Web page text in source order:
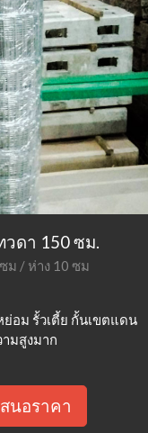
วดา 150 ซม.
ม / ห่าง 10 ซม
อม รั้วเตี้ย กั้นเขตแดน
มสูงมาก
นอราคา